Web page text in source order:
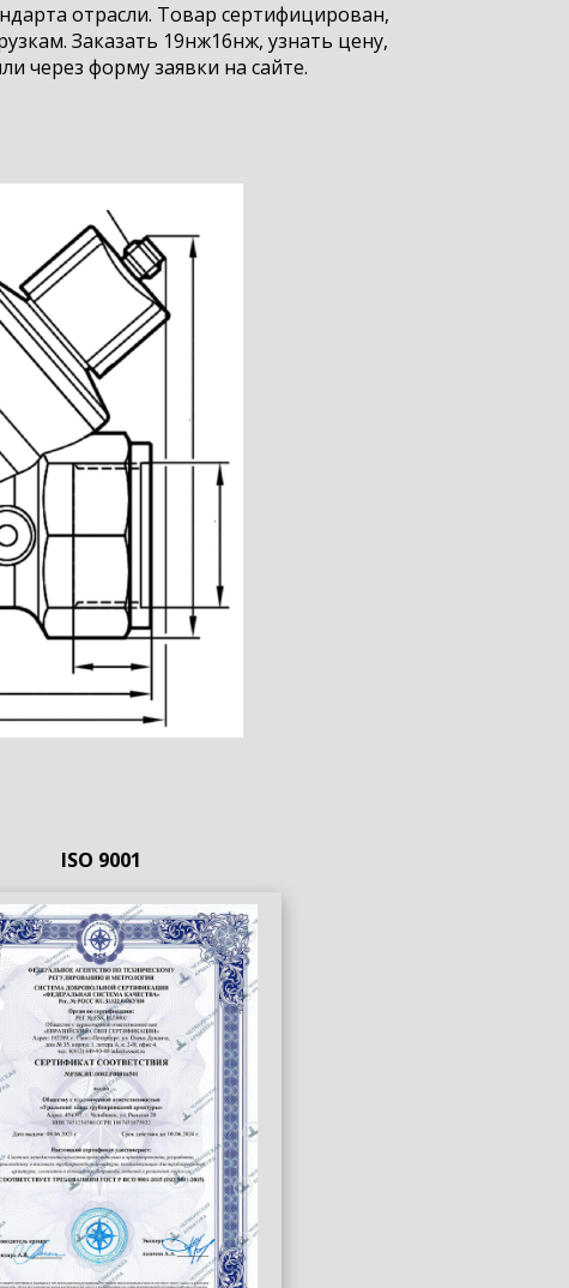
отрасли. Товар сертифицирован,
Заказать 19нж16нж, узнать цену,
через форму заявки на сайте.
ISO 9001